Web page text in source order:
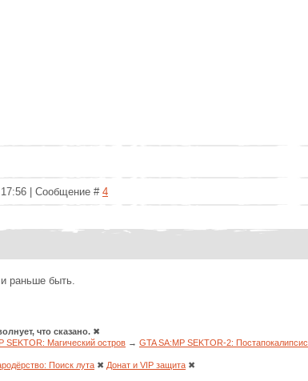
| Сообщение #4
раньше быть.
что сказано. ✖
SEKTOR: Магический остров → GTA SA:MP SEKTOR-2: Постапокалипсис
Поиск лута ✖ Донат и VIP защита ✖